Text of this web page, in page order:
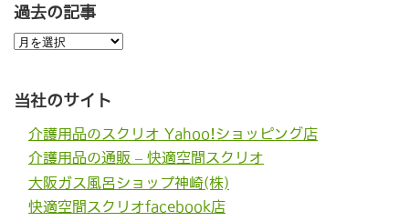
過去の記事
過
去
事
当社のサイト
介護用品のスクリオ Yahoo!ショッピング店
介護用品の通販 – 快適空間スクリオ
大阪ガス風呂ショップ神崎(株)
快適空間スクリオfacebook店